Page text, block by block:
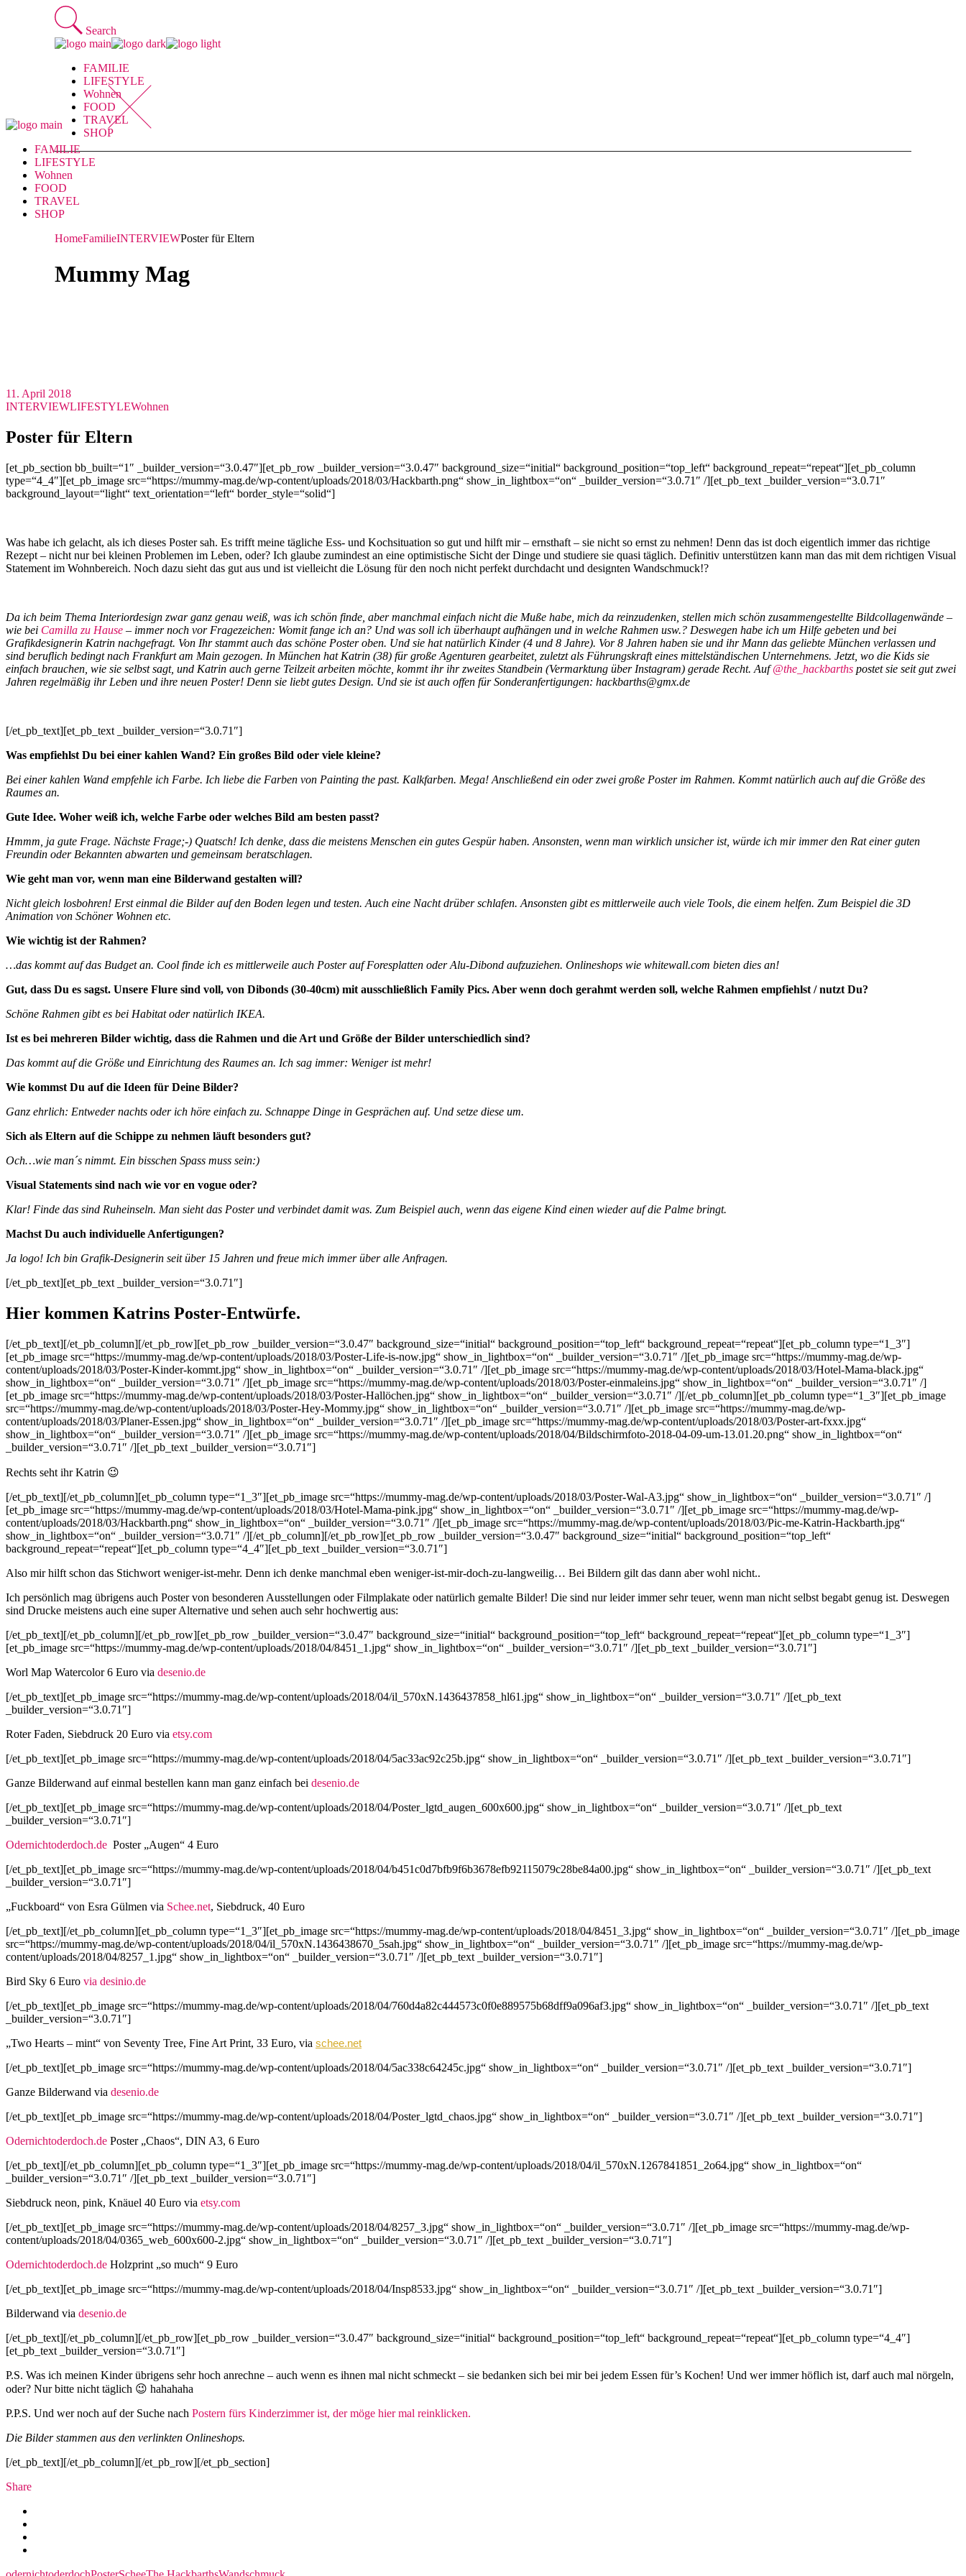
Search
FAMILIE
LIFESTYLE
Wohnen
FOOD
TRAVEL
SHOP
FAMILIE
LIFESTYLE
Wohnen
FOOD
TRAVEL
SHOP
HomeFamilieINTERVIEWPoster für Eltern
Mummy Mag
11. April 2018
INTERVIEWLIFESTYLEWohnen
Poster für Eltern
[et_pb_section bb_built=“1″ _builder_version=“3.0.47″][et_pb_row _builder_version=“3.0.47″ background_size=“initial“ background_position=“top_left“ background_repeat=“repeat“][et_pb_column
type=“4_4″][et_pb_image src=“https://mummy-mag.de/wp-content/uploads/2018/03/Hackbarth.png“ show_in_lightbox=“on“ _builder_version=“3.0.71″ /][et_pb_text _builder_version=“3.0.71″
background_layout=“light“ text_orientation=“left“ border_style=“solid“]
Was habe ich gelacht, als ich dieses Poster sah. Es trifft meine tägliche Ess- und Kochsituation so gut und hilft mir – ernsthaft – sie nicht so ernst zu nehmen! Denn das ist doch eigentlich immer das richtige
Rezept – nicht nur bei kleinen Problemen im Leben, oder? Ich glaube zumindest an eine optimistische Sicht der Dinge und studiere sie quasi täglich. Definitiv unterstützen kann man das mit dem richtigen Visual
Statement im Wohnbereich. Noch dazu sieht das gut aus und ist vielleicht die Lösung für den noch nicht perfekt durchdacht und designten Wandschmuck!?
Da ich beim Thema Interiordesign zwar ganz genau weiß, was ich schön finde, aber manchmal einfach nicht die Muße habe, mich da reinzudenken, stellen mich schön zusammengestellte Bildcollagenwände –
wie bei Camilla zu Hause – immer noch vor Fragezeichen: Womit fange ich an? Und was soll ich überhaupt aufhängen und in welche Rahmen usw.? Deswegen habe ich um Hilfe gebeten und bei
Grafikdesignerin Katrin nachgefragt. Von Ihr stammt auch das schöne Poster oben. Und sie hat natürlich Kinder (4 und 8 Jahre). Vor 8 Jahren haben sie und ihr Mann das geliebte München verlassen und
sind beruflich bedingt nach Frankfurt am Main gezogen. In München hat Katrin (38) für große Agenturen gearbeitet, zuletzt als Führungskraft eines mittelständischen Unternehmens. Jetzt, wo die Kids sie
einfach brauchen, wie sie selbst sagt, und Katrin auch gerne Teilzeit arbeiten möchte, kommt ihr ihr zweites Standbein (Vermarktung über Instagram) gerade Recht. Auf@the_hackbarths postet sie seit gut zwei
Jahren regelmäßig ihr Leben und ihre neuen Poster! Denn sie liebtgutes Design. Und sie ist auch offen für Sonderanfertigungen: hackbarths@gmx.de
[/et_pb_text][et_pb_text _builder_version=“3.0.71″]
Was empfiehlst Du bei einer kahlen Wand? Ein großes Bild oder viele kleine?
Bei einer kahlen Wand empfehle ich Farbe. Ich liebe die Farben von Painting the past. Kalkfarben. Mega! Anschließend ein oder zwei große Poster im Rahmen. Kommt natürlich auch auf die Größe des
Raumes an.
Gute Idee. Woher weiß ich, welche Farbe oder welches Bild am besten passt?
Hmmm, ja gute Frage. Nächste Frage;-) Quatsch! Ich denke, dass die meistens Menschen ein gutes Gespür haben. Ansonsten, wenn man wirklich unsicher ist, würde ich mir immer den Rat einer guten
Freundin oder Bekannten abwarten und gemeinsam beratschlagen.
Wie geht man vor, wenn man eine Bilderwand gestalten will?
Nicht gleich losbohren! Erst einmal die Bilder auf den Boden legen und testen. Auch eine Nacht drüber schlafen. Ansonsten gibt es mittlerweile auch viele Tools, die einem helfen. Zum Beispiel die 3D
Animation von Schöner Wohnen etc.
Wie wichtig ist der Rahmen?
…das kommt auf das Budget an. Cool finde ich es mittlerweile auch Poster auf Foresplatten oderAlu-Dibond aufzuziehen. Onlineshops wie whitewall.com bieten dies an!
Gut, dass Du es sagst. Unsere Flure sind voll, von Dibonds (30-40cm) mit ausschließlich Family Pics. Aber wenn doch gerahmt werden soll, welche Rahmen empfiehlst / nutzt Du?
Schöne Rahmen gibt es bei Habitat oder natürlich IKEA.
Ist es bei mehreren Bilder wichtig, dass die Rahmen und die Art und Größe der Bilder unterschiedlich sind?
Das kommt auf die Größe und Einrichtung des Raumes an. Ich sag immer: Weniger ist mehr!
Wie kommst Du auf die Ideen für Deine Bilder?
Ganz ehrlich: Entweder nachts oder ich höre einfach zu. Schnappe Dinge in Gesprächen auf. Und setze diese um.
Sich als Eltern auf die Schippe zu nehmen läuft besonders gut?
Och…wie man´s nimmt. Ein bisschen Spass muss sein:)
Visual Statements sind nach wie vor en vogue oder?
Klar! Finde das sind Ruheinseln. Man sieht das Poster und verbindet damit was. Zum Beispiel auch, wenn das eigene Kind einen wieder auf die Palme bringt.
Machst Du auch individuelle Anfertigungen?
Ja logo! Ich bin Grafik-Designerin seit über 15 Jahren und freue mich immer über alle Anfragen.
[/et_pb_text][et_pb_text _builder_version=“3.0.71″]
Hier kommen Katrins Poster-Entwürfe.
[/et_pb_text][/et_pb_column][/et_pb_row][et_pb_row _builder_version=“3.0.47″ background_size=“initial“ background_position=“top_left“ background_repeat=“repeat“][et_pb_column type=“1_3″]
[et_pb_image src=“https://mummy-mag.de/wp-content/uploads/2018/03/Poster-Life-is-now.jpg“ show_in_lightbox=“on“ _builder_version=“3.0.71″ /][et_pb_image src=“https://mummy-mag.de/wp-
content/uploads/2018/03/Poster-Kinder-kommt.jpg“ show_in_lightbox=“on“ _builder_version=“3.0.71″ /][et_pb_image src=“https://mummy-mag.de/wp-content/uploads/2018/03/Hotel-Mama-black.jpg“
show_in_lightbox=“on“ _builder_version=“3.0.71″ /][et_pb_image src=“https://mummy-mag.de/wp-content/uploads/2018/03/Poster-einmaleins.jpg“ show_in_lightbox=“on“ _builder_version=“3.0.71″ /]
[et_pb_image src=“https://mummy-mag.de/wp-content/uploads/2018/03/Poster-Hallöchen.jpg“ show_in_lightbox=“on“ _builder_version=“3.0.71″ /][/et_pb_column][et_pb_column type=“1_3″][et_pb_image
src=“https://mummy-mag.de/wp-content/uploads/2018/03/Poster-Hey-Mommy.jpg“ show_in_lightbox=“on“ _builder_version=“3.0.71″ /][et_pb_image src=“https://mummy-mag.de/wp-
content/uploads/2018/03/Planer-Essen.jpg“ show_in_lightbox=“on“ _builder_version=“3.0.71″ /][et_pb_image src=“https://mummy-mag.de/wp-content/uploads/2018/03/Poster-art-fxxx.jpg“
show_in_lightbox=“on“ _builder_version=“3.0.71″ /][et_pb_image src=“https://mummy-mag.de/wp-content/uploads/2018/04/Bildschirmfoto-2018-04-09-um-13.01.20.png“ show_in_lightbox=“on“
_builder_version=“3.0.71″ /][et_pb_text _builder_version=“3.0.71″]
Rechts seht ihr Katrin 😉
[/et_pb_text][/et_pb_column][et_pb_column type=“1_3″][et_pb_image src=“https://mummy-mag.de/wp-content/uploads/2018/03/Poster-Wal-A3.jpg“ show_in_lightbox=“on“ _builder_version=“3.0.71″ /]
[et_pb_image src=“https://mummy-mag.de/wp-content/uploads/2018/03/Hotel-Mama-pink.jpg“ show_in_lightbox=“on“ _builder_version=“3.0.71″ /][et_pb_image src=“https://mummy-mag.de/wp-
content/uploads/2018/03/Hackbarth.png“ show_in_lightbox=“on“ _builder_version=“3.0.71″ /][et_pb_image src=“https://mummy-mag.de/wp-content/uploads/2018/03/Pic-me-Katrin-Hackbarth.jpg“
show_in_lightbox=“on“ _builder_version=“3.0.71″ /][/et_pb_column][/et_pb_row][et_pb_row _builder_version=“3.0.47″ background_size=“initial“ background_position=“top_left“
background_repeat=“repeat“][et_pb_column type=“4_4″][et_pb_text _builder_version=“3.0.71″]
Also mir hilft schon das Stichwort weniger-ist-mehr. Denn ich denke manchmal eben weniger-ist-mir-doch-zu-langweilig… Bei Bildern gilt das dann aber wohl nicht..
Ich persönlich mag übrigens auch Poster von besonderen Ausstellungen oder Filmplakate oder natürlich gemalte Bilder! Die sind nur leider immer sehr teuer, wenn man nicht selbst begabt genug ist. Deswegen
sind Drucke meistens auch eine super Alternative und sehen auch sehr hochwertig aus:
[/et_pb_text][/et_pb_column][/et_pb_row][et_pb_row _builder_version=“3.0.47″ background_size=“initial“ background_position=“top_left“ background_repeat=“repeat“][et_pb_column type=“1_3″]
[et_pb_image src=“https://mummy-mag.de/wp-content/uploads/2018/04/8451_1.jpg“ show_in_lightbox=“on“ _builder_version=“3.0.71″ /][et_pb_text _builder_version=“3.0.71″]
Worl Map Watercolor 6 Euro via desenio.de
[/et_pb_text][et_pb_image src=“https://mummy-mag.de/wp-content/uploads/2018/04/il_570xN.1436437858_hl61.jpg“ show_in_lightbox=“on“ _builder_version=“3.0.71″ /][et_pb_text
_builder_version=“3.0.71″]
Roter Faden, Siebdruck 20 Euro via etsy.com
[/et_pb_text][et_pb_image src=“https://mummy-mag.de/wp-content/uploads/2018/04/5ac33ac92c25b.jpg“ show_in_lightbox=“on“ _builder_version=“3.0.71″ /][et_pb_text _builder_version=“3.0.71″]
Ganze Bilderwand auf einmal bestellen kann man ganz einfach bei desenio.de
[/et_pb_text][et_pb_image src=“https://mummy-mag.de/wp-content/uploads/2018/04/Poster_lgtd_augen_600x600.jpg“ show_in_lightbox=“on“ _builder_version=“3.0.71″ /][et_pb_text
_builder_version=“3.0.71″]
Odernichtoderdoch.de Poster „Augen“ 4 Euro
[/et_pb_text][et_pb_image src=“https://mummy-mag.de/wp-content/uploads/2018/04/b451c0d7bfb9f6b3678efb92115079c28be84a00.jpg“ show_in_lightbox=“on“ _builder_version=“3.0.71″ /][et_pb_text
_builder_version=“3.0.71″]
„Fuckboard“ von Esra Gülmen via Schee.net, Siebdruck, 40 Euro
[/et_pb_text][/et_pb_column][et_pb_column type=“1_3″][et_pb_image src=“https://mummy-mag.de/wp-content/uploads/2018/04/8451_3.jpg“ show_in_lightbox=“on“ _builder_version=“3.0.71″ /][et_pb_image
src=“https://mummy-mag.de/wp-content/uploads/2018/04/il_570xN.1436438670_5sah.jpg“ show_in_lightbox=“on“ _builder_version=“3.0.71″ /][et_pb_image src=“https://mummy-mag.de/wp-
content/uploads/2018/04/8257_1.jpg“ show_in_lightbox=“on“ _builder_version=“3.0.71″ /][et_pb_text _builder_version=“3.0.71″]
Bird Sky 6 Euro via desinio.de
[/et_pb_text][et_pb_image src=“https://mummy-mag.de/wp-content/uploads/2018/04/760d4a82c444573c0f0e889575b68dff9a096af3.jpg“ show_in_lightbox=“on“ _builder_version=“3.0.71″ /][et_pb_text
_builder_version=“3.0.71″]
„Two Hearts – mint“ von Seventy Tree, Fine Art Print, 33 Euro, via schee.net
[/et_pb_text][et_pb_image src=“https://mummy-mag.de/wp-content/uploads/2018/04/5ac338c64245c.jpg“ show_in_lightbox=“on“ _builder_version=“3.0.71″ /][et_pb_text _builder_version=“3.0.71″]
Ganze Bilderwand via desenio.de
[/et_pb_text][et_pb_image src=“https://mummy-mag.de/wp-content/uploads/2018/04/Poster_lgtd_chaos.jpg“ show_in_lightbox=“on“ _builder_version=“3.0.71″ /][et_pb_text _builder_version=“3.0.71″]
Odernichtoderdoch.de Poster „Chaos“, DIN A3, 6 Euro
[/et_pb_text][/et_pb_column][et_pb_column type=“1_3″][et_pb_image src=“https://mummy-mag.de/wp-content/uploads/2018/04/il_570xN.1267841851_2o64.jpg“ show_in_lightbox=“on“
_builder_version=“3.0.71″ /][et_pb_text _builder_version=“3.0.71″]
Siebdruck neon, pink, Knäuel 40 Euro via etsy.com
[/et_pb_text][et_pb_image src=“https://mummy-mag.de/wp-content/uploads/2018/04/8257_3.jpg“ show_in_lightbox=“on“ _builder_version=“3.0.71″ /][et_pb_image src=“https://mummy-mag.de/wp-
content/uploads/2018/04/0365_web_600x600-2.jpg“ show_in_lightbox=“on“ _builder_version=“3.0.71″ /][et_pb_text _builder_version=“3.0.71″]
Odernichtoderdoch.de Holzprint „so much“ 9 Euro
[/et_pb_text][et_pb_image src=“https://mummy-mag.de/wp-content/uploads/2018/04/Insp8533.jpg“ show_in_lightbox=“on“ _builder_version=“3.0.71″ /][et_pb_text _builder_version=“3.0.71″]
Bilderwand via desenio.de
[/et_pb_text][/et_pb_column][/et_pb_row][et_pb_row _builder_version=“3.0.47″ background_size=“initial“ background_position=“top_left“ background_repeat=“repeat“][et_pb_column type=“4_4″]
[et_pb_text _builder_version=“3.0.71″]
P.S. Was ich meinen Kinder übrigens sehr hoch anrechne – auch wenn es ihnen mal nicht schmeckt – sie bedanken sich bei mir bei jedem Essen für’s Kochen! Und wer immer höflich ist, darf auch mal nörgeln,
oder? Nur bitte nicht täglich 😉 hahahaha
P.P.S. Und wer noch auf der Suche nach Postern fürs Kinderzimmer ist, der möge hier mal reinklicken.
Die Bilder stammen aus den verlinkten Onlineshops.
[/et_pb_text][/et_pb_column][/et_pb_row][/et_pb_section]
Share